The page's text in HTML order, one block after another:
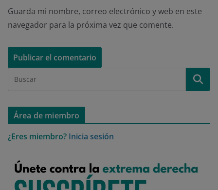
Guarda mi nombre, correo electrónico y web en este
navegador para la próxima vez que comente.
Área de miembro
¿Eres miembro? Inicia sesión